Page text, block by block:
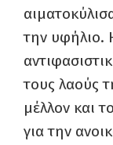
την υφήλιο.
τους λαούς
μέλλον και
για την